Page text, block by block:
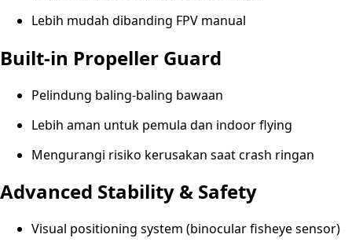
Lebih mudah dibanding FPV manual
Built-in Propeller Guard
Pelindung baling-baling bawaan
Lebih aman untuk pemula dan indoor flying
Mengurangi risiko kerusakan saat crash ringan
Advanced Stability & Safety
Visual positioning system (binocular fisheye sensor)